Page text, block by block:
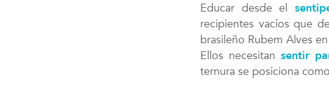
Educar desde el
recipientes vacíos que
brasileño Rubem Alves
Ellos necesitan sentir
ternura se posiciona